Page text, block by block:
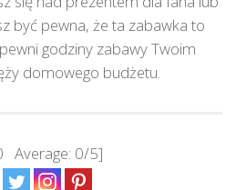
być pewna, że ta zabawka to
godziny zabawy Twoim
domowego budżetu.
Average: 0/5]